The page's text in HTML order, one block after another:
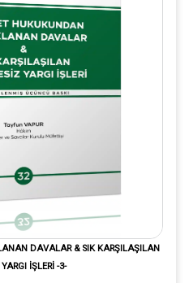
DAVALAR & SIK KARŞILAŞILAN
İŞLERİ -3-